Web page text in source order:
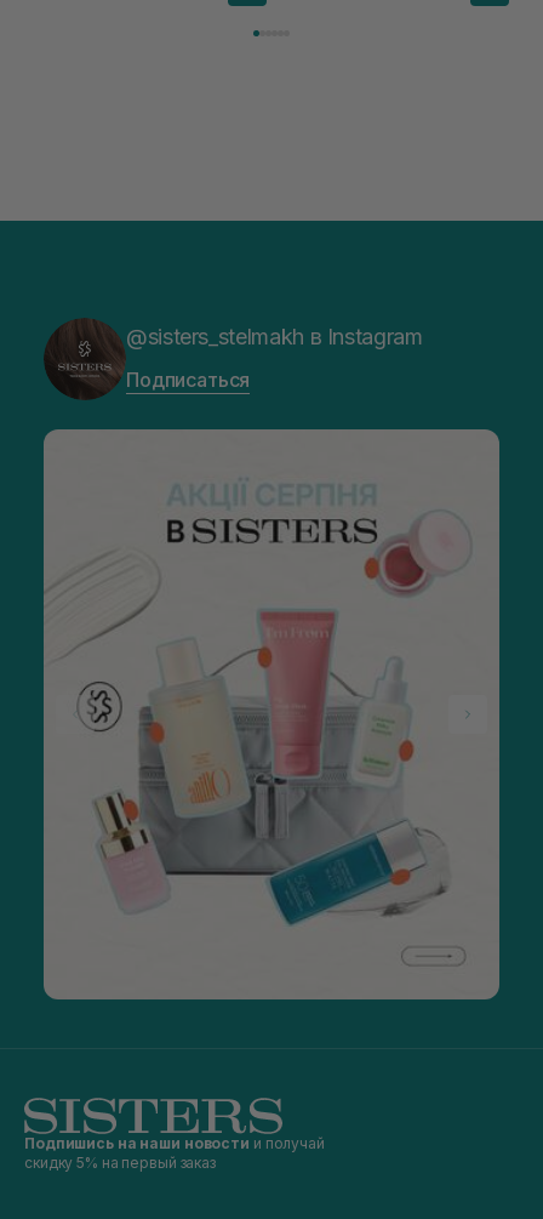
@sisters_stelmakh в Instagram
Подписаться
Подпишись на наши новости и получай
скидку 5% на первый заказ